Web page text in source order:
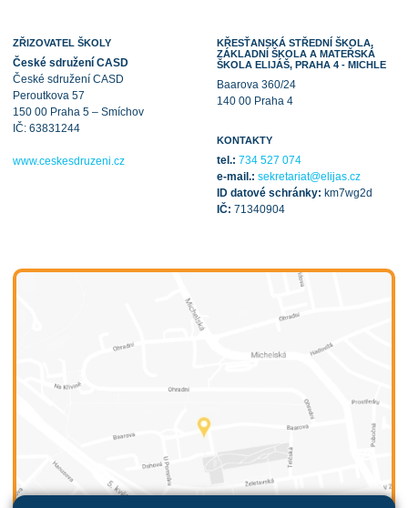
ZŘIZOVATEL ŠKOLY
České sdružení CASD
České sdružení CASD
Peroutkova 57
150 00 Praha 5 – Smíchov
IČ: 63831244
www.ceskesdruzeni.cz
KŘESŤANSKÁ STŘEDNÍ ŠKOLA,
ZÁKLADNÍ ŠKOLA A MATEŘSKÁ
ŠKOLA ELIJÁŠ, PRAHA 4 - MICHLE
Baarova 360/24
140 00 Praha 4
KONTAKTY
tel.: 734 527 074
e-mail.: sekretariat@elijas.cz
ID datové schránky: km7wg2d
IČ: 71340904